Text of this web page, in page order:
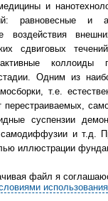
и
равновесные и
воздействия
сдвиговых
коллоиды
Одним из
т.е.
суспензии
и т.д.
иллюстрации
файл я
использования